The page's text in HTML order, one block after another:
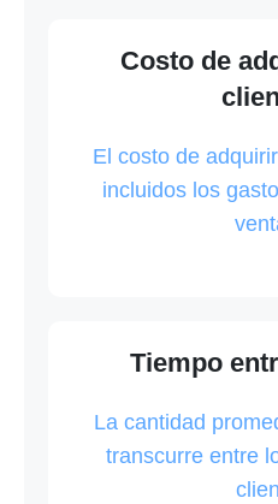
Costo de
El costo de
incluidos los
Tiempo
La cantidad
transcurre entre